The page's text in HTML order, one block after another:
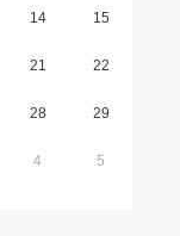
14 15
21 22
28 29
4 5